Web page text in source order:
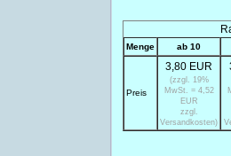
Menge ab 10
Preis
3,80 EUR
(zzgl. 19%
MwSt. = 4,52
EUR
zzgl.
Versandkosten)